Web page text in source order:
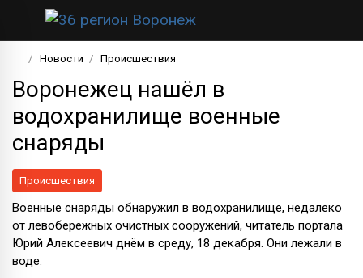
Новости Происшествия
Воронежец нашёл в
водохранилище военные
снаряды
Происшествия
Военные снаряды обнаружил в водохранилище, недалеко
от левобережных очистных сооружений, читатель портала
Юрий Алексеевич днём в среду, 18 декабря. Они лежали в
воде.